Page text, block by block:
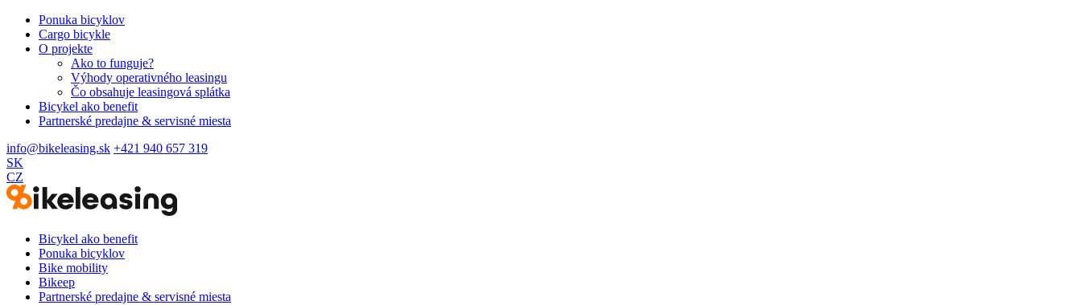
Ponuka bicyklov
Cargo bicykle
O projekte
Ako to funguje?
Výhody operativného leasingu
Čo obsahuje leasingová splátka
Bicykel ako benefit
Partnerské predajne & servisné miesta
info@bikeleasing.sk +421 940 657 319
SK
CZ
Bicykel ako benefit
Ponuka bicyklov
Bike mobility
Bikeep
Partnerské predajne & servisné miesta